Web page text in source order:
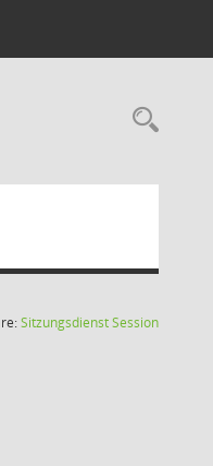
SitzungsdienstSession(Wird in